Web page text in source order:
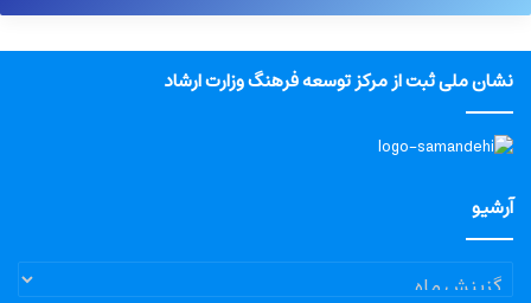
نشان ملی ثبت از مرکز توسعه فرهنگ وزارت ارشاد
آرشیو
آرشیو